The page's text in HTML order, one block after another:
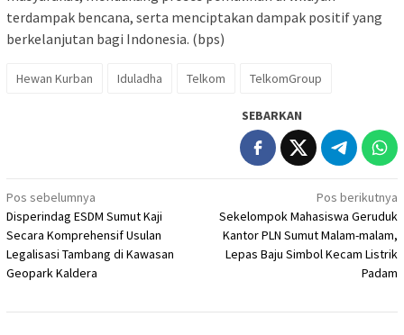
terdampak bencana, serta menciptakan dampak positif yang
berkelanjutan bagi Indonesia. (bps)
Hewan Kurban Iduladha Telkom TelkomGroup
SEBARKAN
Navigasi
pos
Pos sebelumnya
Disperindag ESDM Sumut Kaji
Secara Komprehensif Usulan
Legalisasi Tambang di Kawasan
Geopark Kaldera
Pos berikutnya
Sekelompok Mahasiswa Geruduk
Kantor PLN Sumut Malam-malam,
Lepas Baju Simbol Kecam Listrik
Padam